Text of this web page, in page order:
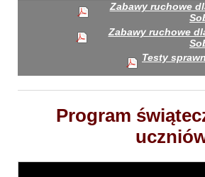
Zabawy ruchowe
Zabawy ruchowe
Testy
Program